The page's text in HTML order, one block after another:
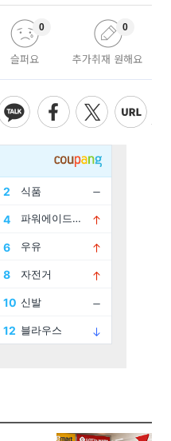
슬퍼요
0
추가취재 원해요
0